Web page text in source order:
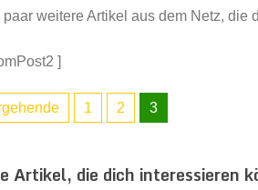
paar weitere Artikel aus dem Netz, die
]
1 2 3
Artikel, die dich interessieren